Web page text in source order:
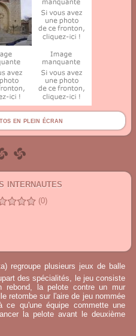
en plein écran
internautes
(0)
regroupe plusieurs jeux de balle
des spécialités, le jeu consiste
rebond, la pelote contre un mur
retombe sur l'aire de jeu nommée
ce qu'une équipe commette une
la pelote avant le deuxième